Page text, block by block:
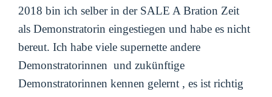
2018 bin ich selber in der SALE A Bration Zeit
als Demonstratorin eingestiegen und habe es nicht
bereut. Ich habe viele supernette andere
Demonstratorinnen und zukünftige
Demonstratorinnen kennen gelernt , es ist richtig